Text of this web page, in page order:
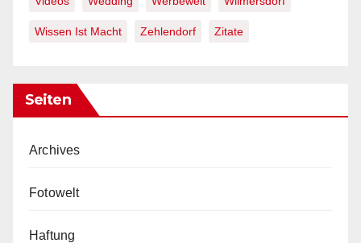
Wissen Ist Macht Zehlendorf Zitate
Seiten
Archives
Fotowelt
Haftung